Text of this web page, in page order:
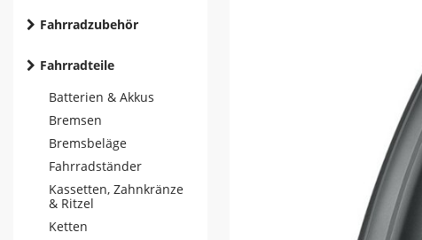
Fahrradzubehör
Fahrradteile
Batterien & Akkus
Bremsen
Bremsbeläge
Fahrradständer
Kassetten, Zahnkränze
& Ritzel
Ketten